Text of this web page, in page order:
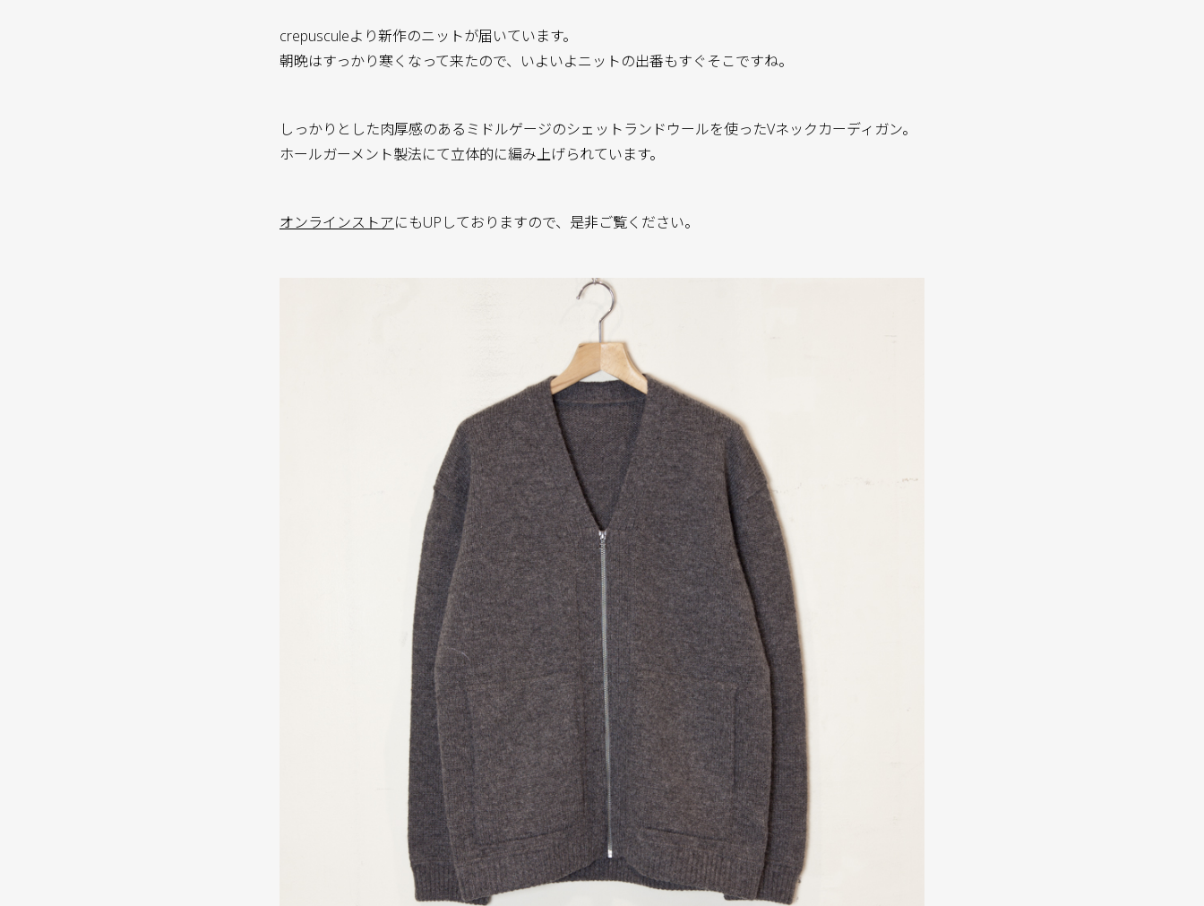
crepusculeより新作のニットが届いています。
朝晩はすっかり寒くなって来たので、いよいよニットの出番もすぐそこですね。
しっかりとした肉厚感のあるミドルゲージのシェットランドウールを使ったVネックカーディガン。
ホールガーメント製法にて立体的に編み上げられています。
オンラインストアにもUPしておりますので、是非ご覧ください。